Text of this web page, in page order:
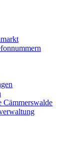
Cämmerswalde